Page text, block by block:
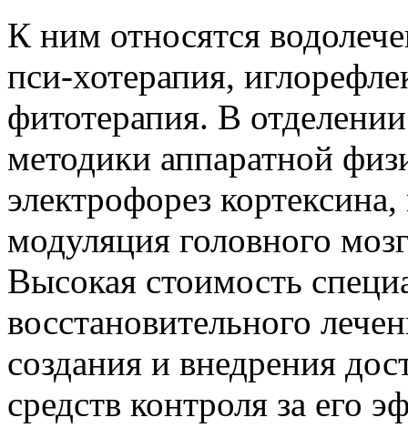
К ним относятся
пси-хотерапия,
фитотерапия. В
методики аппаратной
электрофорез
модуляция головного
Высокая стоимость
восстановительного
создания и внедрения
средств контроля за его